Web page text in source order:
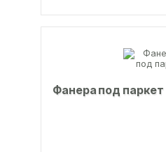
Фанера под паркет